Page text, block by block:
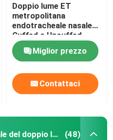
Doppio lume ET
metropolitana
endotracheale nasale
Cuffed o Uncuffed
Miglior prezzo
Contattaci
Metropolitana bronchiale del doppio lume (48)